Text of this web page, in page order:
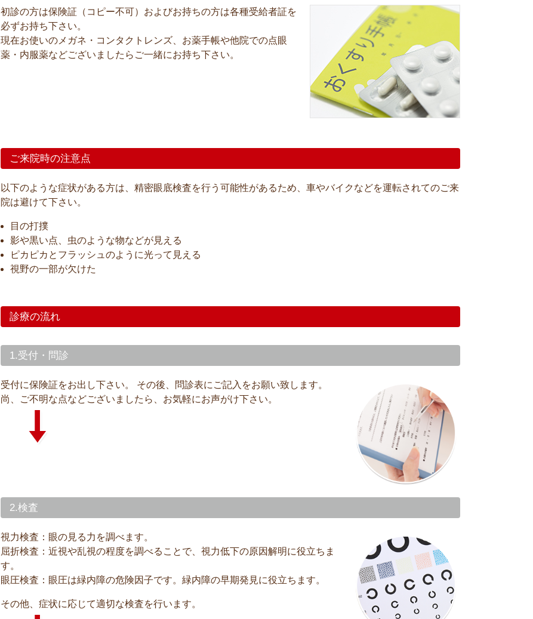
初診の方は保険証（コピー不可）およびお持ちの方は各種受給者証を
必ずお持ち下さい。
現在お使いのメガネ・コンタクトレンズ、お薬手帳や他院での点眼
薬・内服薬などございましたらご一緒にお持ち下さい。
ご来院時の注意点
以下のような症状がある方は、精密眼底検査を行う可能性があるため、車やバイクなどを運転されてのご来
院は避けて下さい。
目の打撲
影や黒い点、虫のような物などが見える
ピカピカとフラッシュのように光って見える
視野の一部が欠けた
診療の流れ
1.受付・問診
受付に保険証をお出し下さい。 その後、問診表にご記入をお願い致します。
尚、ご不明な点などございましたら、お気軽にお声がけ下さい。
2.検査
視力検査：眼の見る力を調べます。
屈折検査：近視や乱視の程度を調べることで、視力低下の原因解明に役立ちま
す。
眼圧検査：眼圧は緑内障の危険因子です。緑内障の早期発見に役立ちます。
その他、症状に応じて適切な検査を行います。